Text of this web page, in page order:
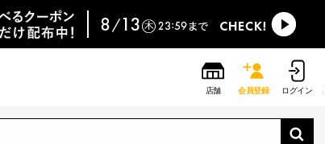
店舗 会員登録 ログイン